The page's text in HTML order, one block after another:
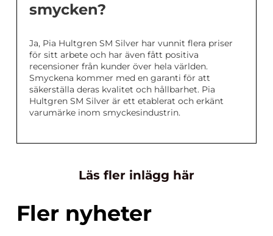
smycken?
Ja, Pia Hultgren SM Silver har vunnit flera priser
för sitt arbete och har även fått positiva
recensioner från kunder över hela världen.
Smyckena kommer med en garanti för att
säkerställa deras kvalitet och hållbarhet. Pia
Hultgren SM Silver är ett etablerat och erkänt
varumärke inom smyckesindustrin.
Läs fler inlägg här
Fler nyheter